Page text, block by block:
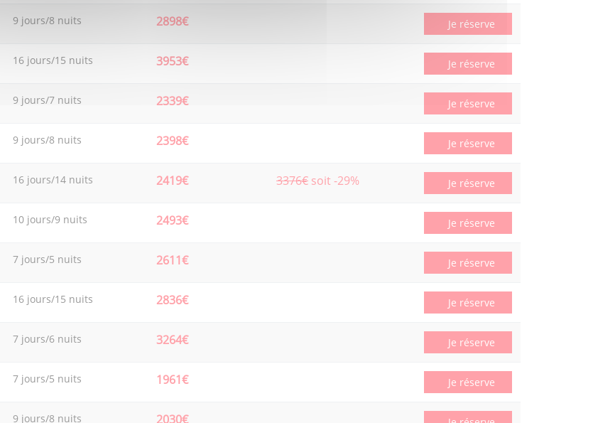
9 jours/8 nuits 2898€ Je réserve
16 jours/15 nuits 3953€ Je réserve
9 jours/7 nuits 2339€ Je réserve
9 jours/8 nuits 2398€ Je réserve
16 jours/14 nuits 2419€ 3376€ soit -29% Je réserve
10 jours/9 nuits 2493€ Je réserve
7 jours/5 nuits 2611€ Je réserve
16 jours/15 nuits 2836€ Je réserve
7 jours/6 nuits 3264€ Je réserve
7 jours/5 nuits 1961€ Je réserve
9 jours/8 nuits 2030€